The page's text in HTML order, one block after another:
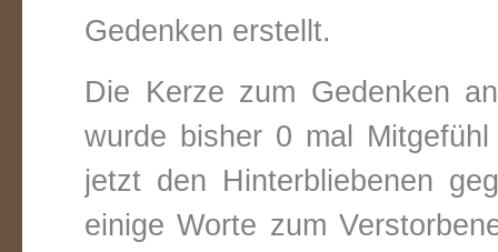
Gedenken erstellt.
Die Kerze zum Gedenken
wurde bisher 0 mal
jetzt den Hinterbliebenen
einige Worte zum